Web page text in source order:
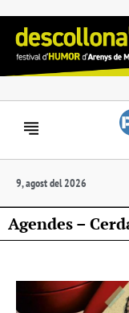
9, agost del 2026
Agendes –